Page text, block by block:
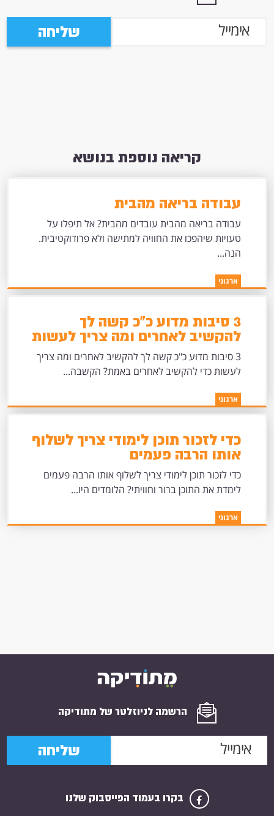
שליחה
קריאה נוספת בנושא
עבודה בריאה מהבית
עבודה בריאה מהבית עובדים מהבית? אל תיפלו על
טעויות שיהפכו את החוויה למתישה ולא פרודוקטיבית.
הנה...
ארגוני
3 סיבות מדוע כ"כ קשה לך
להקשיב לאחרים ומה צריך לעשות
כדי להקשיב לאחרים באמת?
3 סיבות מדוע כ"כ קשה לך להקשיב לאחרים ומה צריך
לעשות כדי להקשיב לאחרים באמת? הקשבה...
ארגוני
כדי לזכור תוכן לימודי צריך לשלוף
אותו הרבה פעמים
כדי לזכור תוכן לימודי צריך לשלוף אותו הרבה פעמים
לימדת את התוכן ברור וחוויתי? הלומדים היו...
ארגוני
הרשמה לניוזלטר של מתודיקה
שליחה
בקרו בעמוד הפייסבוק שלנו